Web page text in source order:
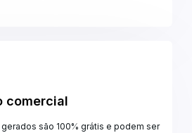
comercial
são 100% grátis e podem ser